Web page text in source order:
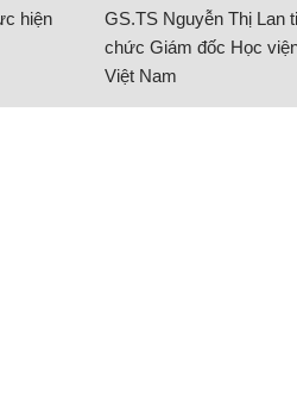
hiện
GS.TS Nguyễn Thị Lan
chức Giám đốc Học
Việt Nam